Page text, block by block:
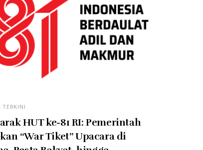
TERKINI
HUT ke-81 RI: Pemerintah
“War Tiket” Upacara di